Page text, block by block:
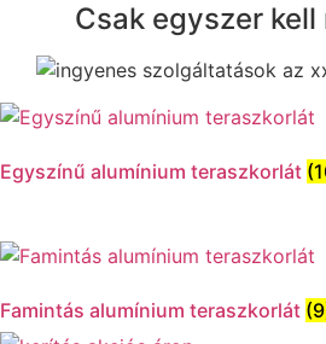
Csak egyszer kell
Egyszínű alumínium teraszkorlát
Famintás alumínium teraszkorlát